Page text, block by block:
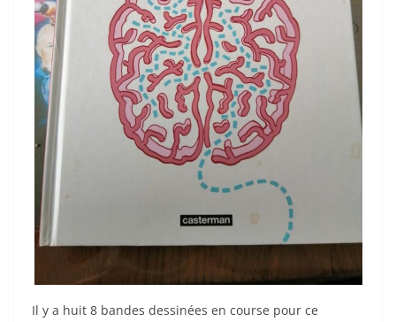
Il y a huit 8 bandes dessinées en course pour ce